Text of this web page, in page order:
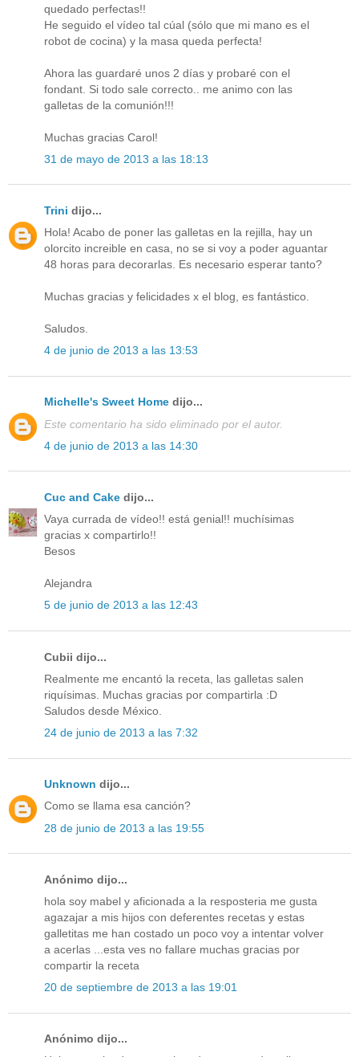
quedado perfectas!!
He seguido el vídeo tal cúal (sólo que mi mano es el
robot de cocina) y la masa queda perfecta!
Ahora las guardaré unos 2 días y probaré con el
fondant. Si todo sale correcto.. me animo con las
galletas de la comunión!!!
Muchas gracias Carol!
31 de mayo de 2013 a las 18:13
Trini dijo...
Hola! Acabo de poner las galletas en la rejilla, hay un
olorcito increible en casa, no se si voy a poder aguantar
48 horas para decorarlas. Es necesario esperar tanto?
Muchas gracias y felicidades x el blog, es fantástico.
Saludos.
4 de junio de 2013 a las 13:53
Michelle's Sweet Home dijo...
Este comentario ha sido eliminado por el autor.
4 de junio de 2013 a las 14:30
Cuc and Cake dijo...
Vaya currada de vídeo!! está genial!! muchísimas
gracias x compartirlo!!
Besos
Alejandra
5 de junio de 2013 a las 12:43
Cubii dijo...
Realmente me encantó la receta, las galletas salen
riquísimas. Muchas gracias por compartirla :D
Saludos desde México.
24 de junio de 2013 a las 7:32
Unknown dijo...
Como se llama esa canción?
28 de junio de 2013 a las 19:55
Anónimo dijo...
hola soy mabel y aficionada a la resposteria me gusta
agazajar a mis hijos con deferentes recetas y estas
galletitas me han costado un poco voy a intentar volver
a acerlas ...esta ves no fallare muchas gracias por
compartir la receta
20 de septiembre de 2013 a las 19:01
Anónimo dijo...